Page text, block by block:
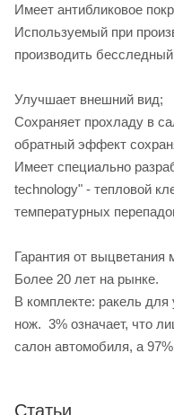
Имеет антибликовое
Используемый при
производить
Улучшает внешний вид;
Сохраняет прохладу в
обратный эффект
Имеет специально
technology" - тепловой
температурных
Гарантия от выцветания
Более 20 лет на рынке.
В комплекте: ракель для
нож. 3% означает, что
салон автомобиля, а
Статьи